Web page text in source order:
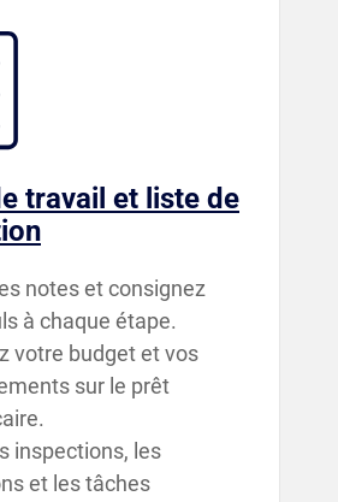
travail et liste de
notes et consignez
à chaque étape.
votre budget et vos
sur le prêt
inspections, les
et les tâches